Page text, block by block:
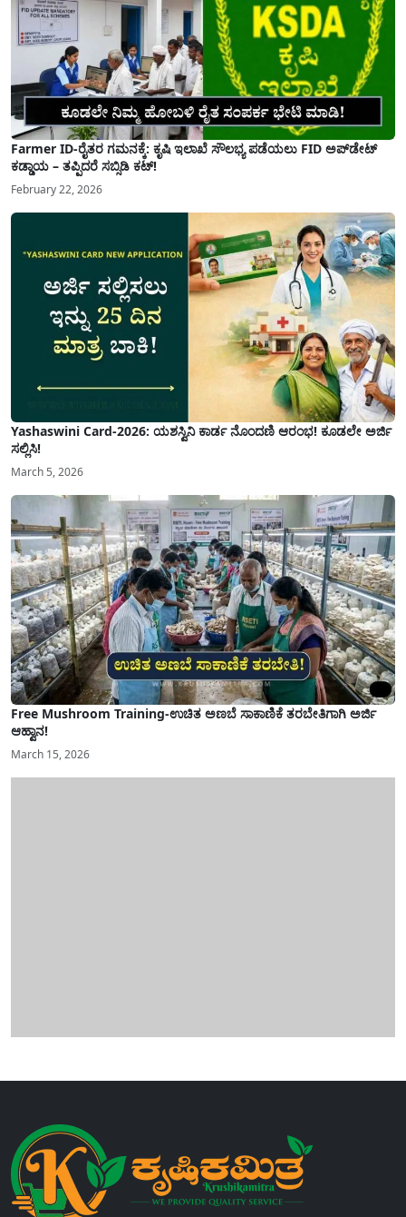
Farmer ID-ರೈತರ ಗಮನಕ್ಕೆ: ಕೃಷಿ ಇಲಾಖೆ ಸೌಲಭ್ಯ ಪಡೆಯಲು FID ಅಪ್‌ಡೇಟ್
ಕಡ್ಡಾಯ – ತಪ್ಪಿದರೆ ಸಬ್ಸಿಡಿ ಕಟ್!
February 22, 2026
Yashaswini Card-2026: ಯಶಸ್ವಿನಿ ಕಾರ್ಡ ನೊಂದಣಿ ಆರಂಭ! ಕೂಡಲೇ ಅರ್ಜಿ
ಸಲ್ಲಿಸಿ!
March 5, 2026
Free Mushroom Training-ಉಚಿತ ಅಣಬೆ ಸಾಕಾಣಿಕೆ ತರಬೇತಿಗಾಗಿ ಅರ್ಜಿ
ಆಹ್ವಾನ!
March 15, 2026